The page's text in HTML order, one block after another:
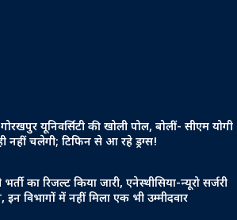
यूनिवर्सिटी की खोली पोल, बोलीं- सीएम योगी
नहीं चलेगी; टिफिन से आ रहे ड्रग्स!
का रिजल्ट किया जारी, एनेस्थीसिया-न्यूरो सर्जरी
विभागों में नहीं मिला एक भी उम्मीदवार